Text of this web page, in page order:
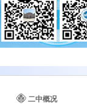
二中概况